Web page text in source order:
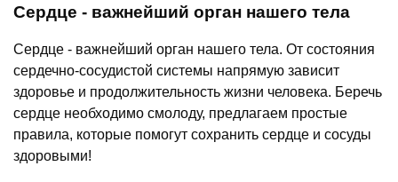
Сердце - важнейший орган нашего тела
Сердце - важнейший орган нашего тела. От состояния
сердечно-сосудистой системы напрямую зависит
здоровье и продолжительность жизни человека. Беречь
сердце необходимо смолоду, предлагаем простые
правила, которые помогут сохранить сердце и сосуды
здоровыми!